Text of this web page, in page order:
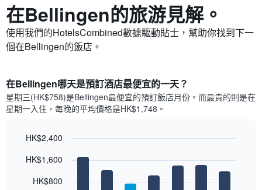
在Bellingen​的旅游見解。
使用我們的HotelsCombined數據驅動貼士，幫助你找到下一
個在Bellingen​的飯店。
在Bellingen哪天是預訂酒店最便宜的一天？
星期三(HK$758)是Bellingen​最便宜的預訂飯店月份。而最貴的則是在
星期一​入住，每晚的平均價格是HK$1,748​​。
chart
graphic.
HK$800
HK$1,600
HK$2,400